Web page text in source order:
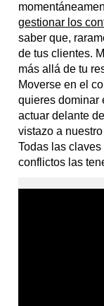
gestionar los
saber que,
de tus clientes.
más allá de tu
Moverse en el
quieres dominar
actuar delante
vistazo a
Todas las
conflictos las